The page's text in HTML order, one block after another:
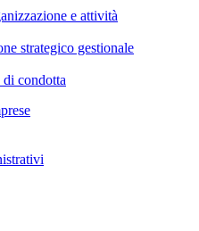
e attività
strategico gestionale
condotta